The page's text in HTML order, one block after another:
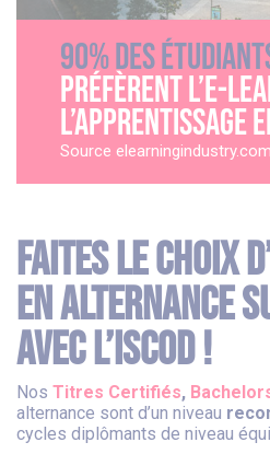
90% des
préfèrent l’e-
l’apprentissage
Source elearningindustry.com
Faites le choix
en alternance
avec l’ISCOD !
Nos Titres Certifiés,
alternance sont d’un niveau
cycles diplômants de niveau